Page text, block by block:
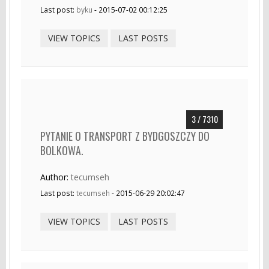
Last post: byku - 2015-07-02 00:12:25
VIEW TOPICS LAST POSTS
3 / 7310
PYTANIE O TRANSPORT Z BYDGOSZCZY DO
BOLKOWA.
Author: tecumseh
Last post: tecumseh - 2015-06-29 20:02:47
VIEW TOPICS LAST POSTS